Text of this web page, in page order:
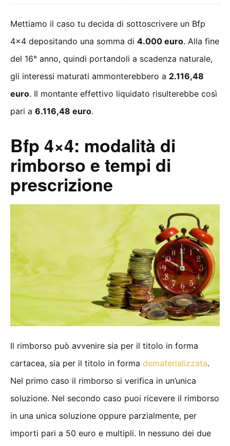
Mettiamo il caso tu decida di sottoscrivere un Bfp
4×4 depositando una somma di 4.000 euro. Alla fine
del 16° anno, quindi portandoli a scadenza naturale,
gli interessi maturati ammonterebbero a 2.116,48
euro. Il montante effettivo liquidato risulterebbe così
pari a 6.116,48 euro.
Bfp 4×4: modalità di
rimborso e tempi di
prescrizione
Il rimborso può avvenire sia per il titolo in forma
cartacea, sia per il titolo in forma dematerializzata.
Nel primo caso il rimborso si verifica in un’unica
soluzione. Nel secondo caso puoi ricevere il rimborso
in una unica soluzione oppure parzialmente, per
importi pari a 50 euro e multipli. In nessuno dei due